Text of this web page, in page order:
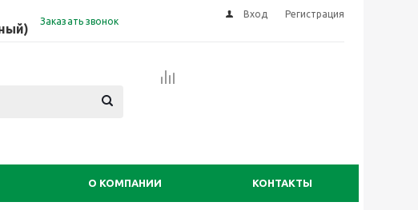
Заказать звонок
Вход Регистрация
О КОМПАНИИ КОНТАКТЫ